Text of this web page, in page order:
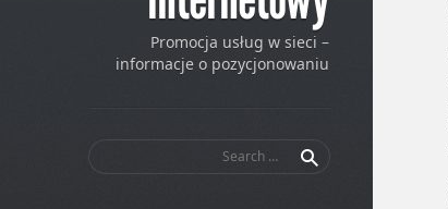
Promocja usług w sieci –
informacje o pozycjonowaniu